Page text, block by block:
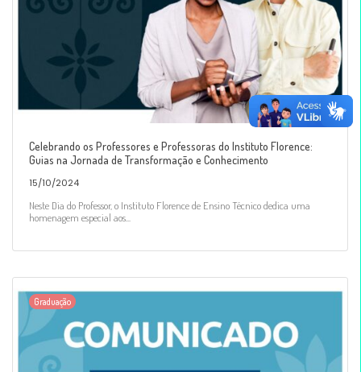
Celebrando os Professores e Professoras do Instituto Florence:
Guias na Jornada de Transformação e Conhecimento
15/10/2024
Neste Dia do Professor, o Instituto Florence de Ensino Técnico dedica uma
homenagem especial aos...
Graduação